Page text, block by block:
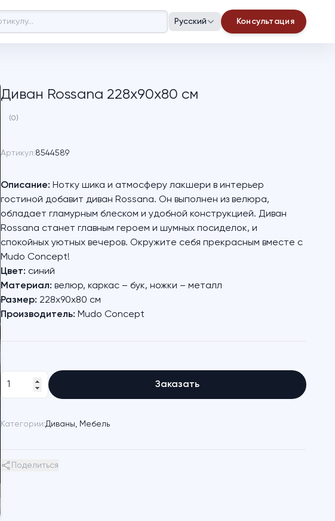
Русский Консультация
Диван Rossana 228х90х80 см
(0)
Артикул:8544589
Описание: Нотку шика и атмосферу лакшери в интерьер
гостиной добавит диван Rossana. Он выполнен из велюра,
обладает гламурным блеском и удобной конструкцией. Диван
Rossana станет главным героем и шумных посиделок, и
спокойных уютных вечеров. Окружите себя прекрасным вместе с
Mudo Concept!
Цвет: синий
Материал: велюр, каркас – бук, ножки – металл
Размер: 228х90х80 см
Производитель: Mudo Concept
Заказать
Категории:Диваны, Мебель
Поделиться